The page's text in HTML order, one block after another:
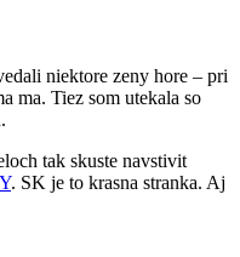
niektore zeny hore – pri
ma. Tiez som utekala so
tak skuste navstivit
. SK je to krasna stranka. Aj